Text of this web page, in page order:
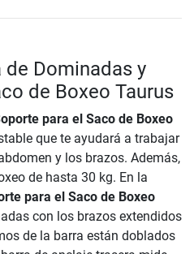
de Dominadas y
de Boxeo Taurus
para el Saco de Boxeo
que te ayudará a trabajar
y los brazos. Además,
de hasta 30 kg. En la
para el Saco de Boxeo
con los brazos extendidos
de la barra están doblados